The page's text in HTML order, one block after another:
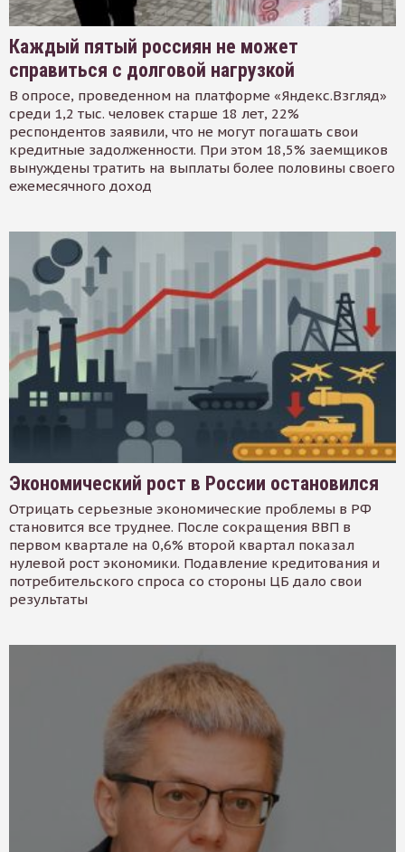
Каждый пятый россиян не может
справиться с долговой нагрузкой
В опросе, проведенном на платформе «Яндекс.Взгляд»
среди 1,2 тыс. человек старше 18 лет, 22%
респондентов заявили, что не могут погашать свои
кредитные задолженности. При этом 18,5% заемщиков
вынуждены тратить на выплаты более половины своего
ежемесячного доход
Экономический рост в России остановился
Отрицать серьезные экономические проблемы в РФ
становится все труднее. После сокращения ВВП в
первом квартале на 0,6% второй квартал показал
нулевой рост экономики. Подавление кредитования и
потребительского спроса со стороны ЦБ дало свои
результаты